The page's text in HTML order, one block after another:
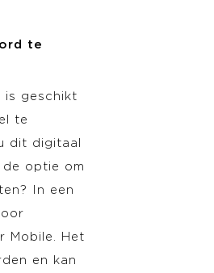
te
is geschikt
te
dit digitaal
optie om
In een
Mobile. Het
en kan